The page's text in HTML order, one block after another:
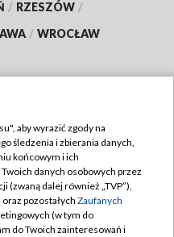
/ RZESZÓW /
/ WROCŁAW
TVP
aby wyrazić zgody na
śledzenia i zbierania danych,
końcowym i ich
danych osobowych przez
(zwaną dalej również „TVP”),
oraz pozostałych Zaufanych
(w tym do
do Twoich zainteresowań i